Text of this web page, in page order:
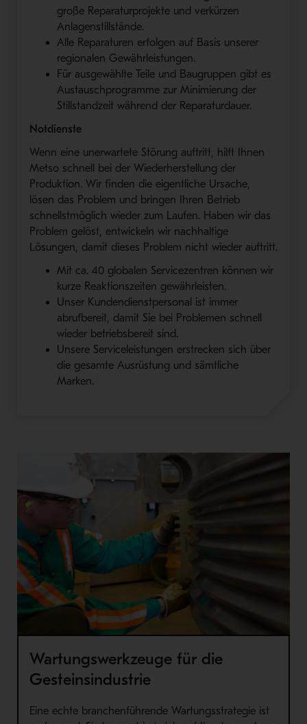
große Reparaturprojekte und verkürzen
Anlagenstillstände.
Alle Reparaturen erfolgen auf Basis unserer
regionalen Gewährleistungen.
Für ausgewählte Teile und Baugruppen gibt es
Austauschprogramme zur Minimierung der
Stillstandzeit während der Reparaturdauer.
Notdienste
Wenn eine unerwartete Störung auftritt, hilft Ihnen
Metso schnell bei der Wiederherstellung der
Produktion. Wir finden die eigentliche Ursache,
lösen das Problem und bringen Ihren Betrieb
schnellstmöglich wieder zum Laufen. Haben wir das
Problem gelöst, entwickeln wir nachhaltige
Lösungen, damit dieses Problem nicht wieder auftritt.
Mit ca. 40 globalen Servicezentren können wir
kurze Reaktionszeiten gewährleisten.
Unser Kundendienstpersonal ist immer
abrufbereit, damit Sie bei Problemen schnell
wieder betriebsbereit sind.
Unsere Serviceleistungen erstrecken sich über
die gesamte Ausrüstung und sämtliche
Marken.
Wartungswerkzeuge für die
Gesteinsindustrie
Eine echte branchenführende Wartungsstrategie ist